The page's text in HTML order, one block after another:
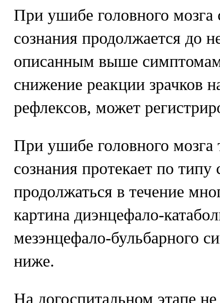
При ушибе головного мозга
сознания продолжается до
описанным выше
снижение реакции зрачков
рефлексов, может
При ушибе головного мозга
сознания протекает по
продолжаться в течение
картина диэнцефало-
мезэнцефало-бульбарного
ниже.
На догоспитальном этапе